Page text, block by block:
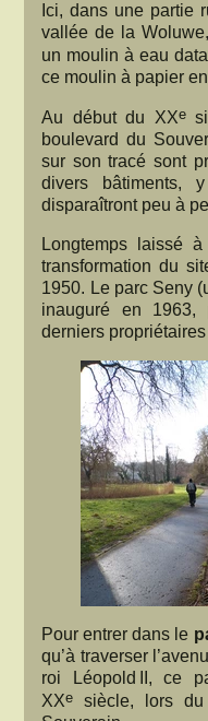
Ici, dans une partie
vallée de la
un moulin à eau
ce moulin à papier
Au début du XXe
boulevard du
sur son tracé sont
divers bâtiments,
disparaîtront peu à
Longtemps laissé
transformation du
1950. Le parc Seny
inauguré en
derniers
Pour entrer dans le
qu’à traverser
roi Léopold II, ce
XXe siècle, lors du